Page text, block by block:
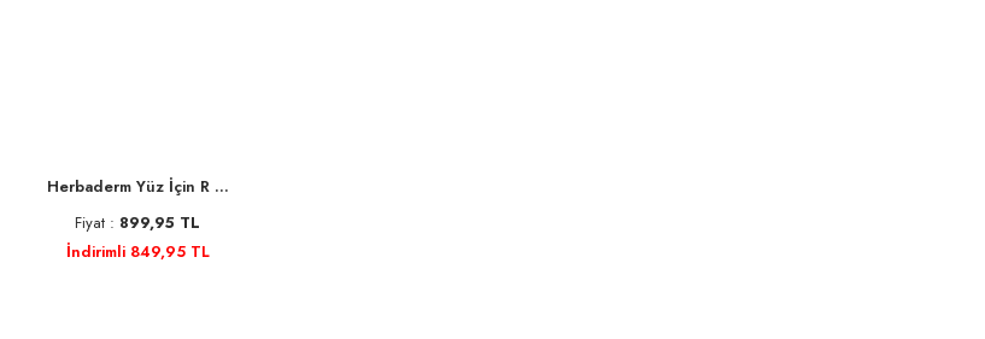
Herbaderm Yüz İçin R ...
Fiyat : 899,95 TL
İndirimli 849,95 TL